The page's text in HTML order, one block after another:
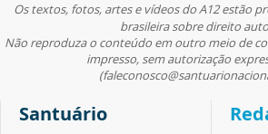
Os textos, fotos, artes e vídeos do A12 estão
brasileira sobre direito
Não reproduza o conteúdo em outro meio de
impresso, sem autorização
Santuário